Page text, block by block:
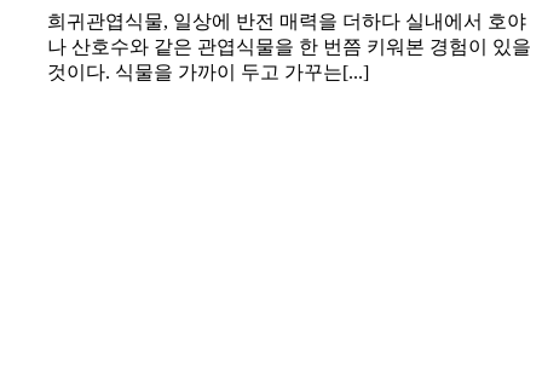
희귀관엽식물, 일상에 반전 매력을 더하다 실내에서 호야
나 산호수와 같은 관엽식물을 한 번쯤 키워본 경험이 있을
것이다. 식물을 가까이 두고 가꾸는[...]